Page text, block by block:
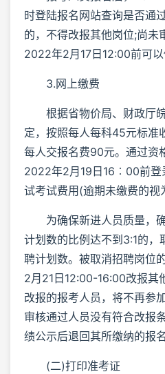
时登陆报名网站查询是否通
的，不得改报其他岗位;尚未
2022年2月17日12:00前可以
3.网上缴费
根据省物价局、财政厅
定，按照每人每科45元标准
每人交报名费90元。通过资
2022年2月19日16︰00前登
试考试费用(逾期未缴费的视
为确保新进人员质量，确
计划数的比例达不到3:1的，
聘计划数。被取消招聘岗位
2月21日12:00-16:00改报其
改报的报考人员，将不再参
审核通过人员没有符合改报
绩公示后退回其所缴纳的报名
(二)打印准考证